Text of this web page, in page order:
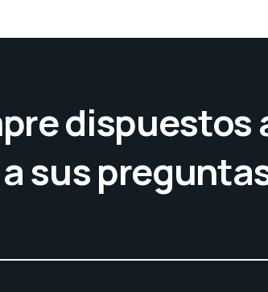
dispuestos
sus